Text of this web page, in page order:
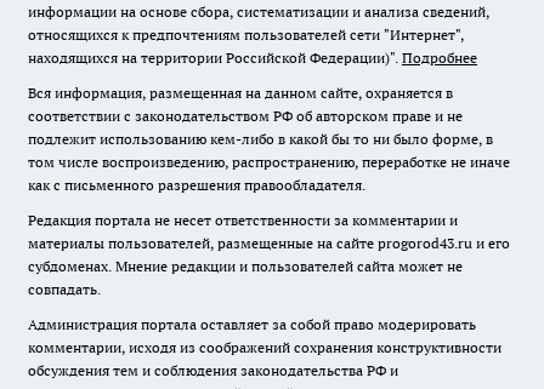
информации на основе сбора, систематизации и анализа сведений,
относящихся к предпочтениям пользователей сети "Интернет",
находящихся на территории Российской Федерации)". Подробнее
Вся информация, размещенная на данном сайте, охраняется в
соответствии с законодательством РФ об авторском праве и не
подлежит использованию кем-либо в какой бы то ни было форме, в
том числе воспроизведению, распространению, переработке не иначе
как с письменного разрешения правообладателя.
Редакция портала не несет ответственности за комментарии и
материалы пользователей, размещенные на сайте progorod43.ru и его
субдоменах. Мнение редакции и пользователей сайта может не
совпадать.
Администрация портала оставляет за собой право модерировать
комментарии, исходя из соображений сохранения конструктивности
обсуждения тем и соблюдения законодательства РФ и